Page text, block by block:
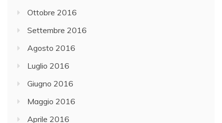
Ottobre 2016
Settembre 2016
Agosto 2016
Luglio 2016
Giugno 2016
Maggio 2016
Aprile 2016